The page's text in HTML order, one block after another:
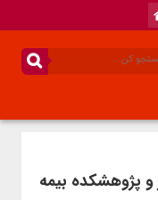
و پژوهشکده بیمه